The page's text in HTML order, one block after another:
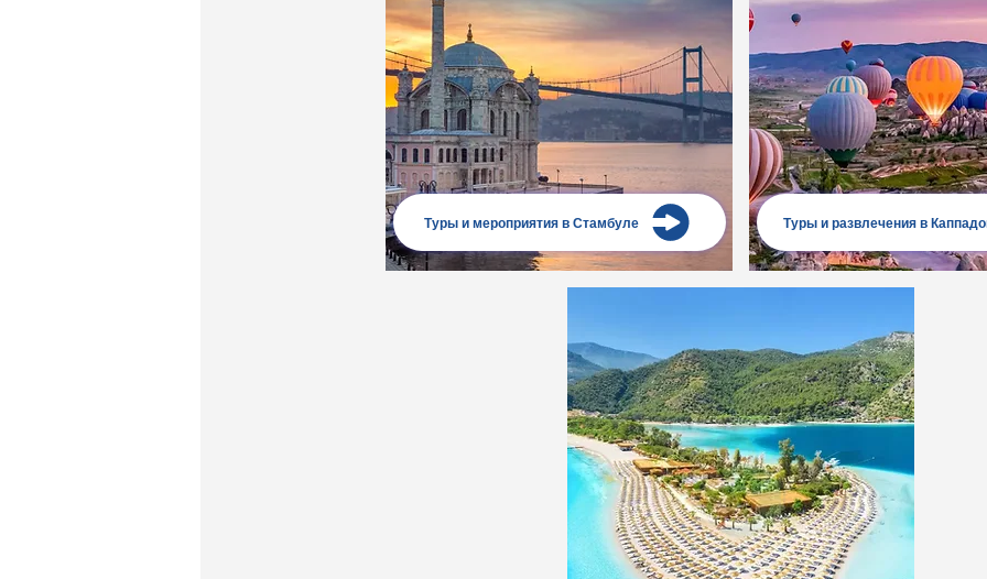
Туры и мероприятия в Стамбуле Туры и развлечения в